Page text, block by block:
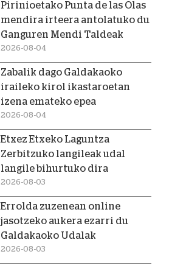
Pirinioetako Punta de las Olas
mendira irteera antolatuko du
Ganguren Mendi Taldeak
2026-08-04
Zabalik dago Galdakaoko
iraileko kirol ikastaroetan
izena emateko epea
2026-08-04
Etxez Etxeko Laguntza
Zerbitzuko langileak udal
langile bihurtuko dira
2026-08-03
Errolda zuzenean online
jasotzeko aukera ezarri du
Galdakaoko Udalak
2026-08-03